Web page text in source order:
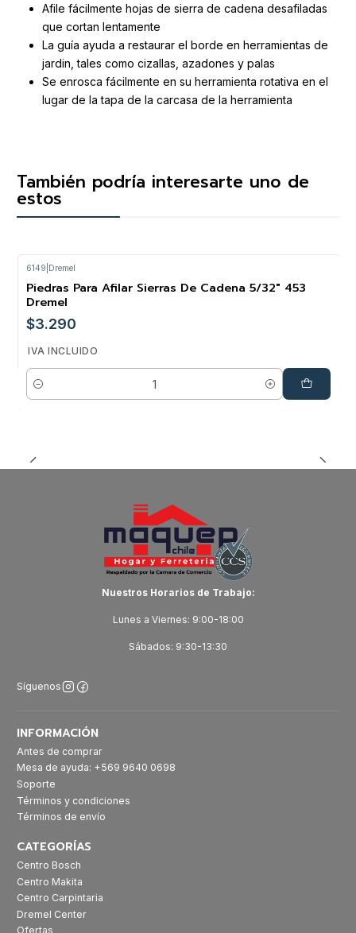
Afile fácilmente hojas de sierra de cadena desafiladas
que cortan lentamente
La guía ayuda a restaurar el borde en herramientas de
jardin, tales como cizallas, azadones y palas
Se enrosca fácilmente en su herramienta rotativa en el
lugar de la tapa de la carcasa de la herramienta
También podría interesarte uno de
estos
6149 Dremel
Piedras Para Afilar Sierras De Cadena 5/32" 453
Dremel
$3.290
IVA INCLUIDO
Cantidad
Nuestros Horarios de Trabajo:
Lunes a Viernes: 9:00-18:00
Sábados: 9:30-13:30
Síguenos
INFORMACIÓN
Antes de comprar
Mesa de ayuda: +569 9640 0698
Soporte
Términos y condiciones
Términos de envío
CATEGORÍAS
Centro Bosch
Centro Makita
Centro Carpintaria
Dremel Center
Ofertas